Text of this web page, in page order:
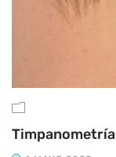
Timpanometría